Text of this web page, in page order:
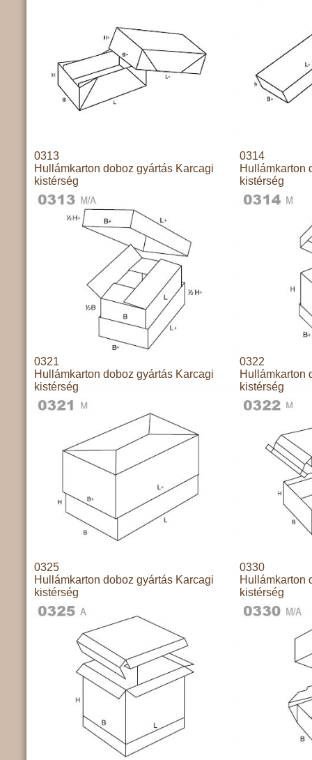
0313
Hullámkarton doboz gyártás Karcagi
kistérség
0314
Hullámkarton
kistérség
0321
Hullámkarton doboz gyártás Karcagi
kistérség
0322
Hullámkarton
kistérség
0325
Hullámkarton doboz gyártás Karcagi
kistérség
0330
Hullámkarton
kistérség